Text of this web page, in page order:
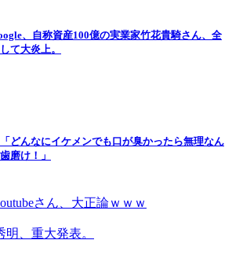
、自称資産100億の実業家竹花貴騎さん、全
て大炎上。
「どんなにイケメンでも口が臭かったら無理なん
磨け！」
さん、大正論ｗｗｗ
明、重大発表。